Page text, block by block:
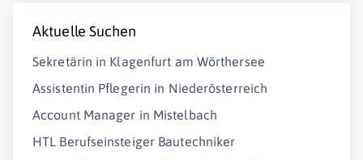
Aktuelle Suchen
Sekretärin in Klagenfurt am Wörthersee
Assistentin Pflegerin in Niederösterreich
Account Manager in Mistelbach
HTL Berufseinsteiger Bautechniker